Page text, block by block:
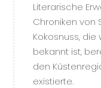
Literarische
Chroniken von
Kokosnuss,
bekannt ist,
den
existierte.